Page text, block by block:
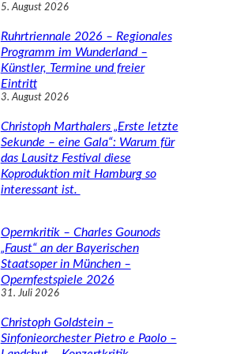
5. August 2026
Ruhrtriennale 2026 – Regionales
Programm im Wunderland –
Künstler, Termine und freier
Eintritt
3. August 2026
Christoph Marthalers „Erste letzte
Sekunde – eine Gala“: Warum für
das Lausitz Festival diese
Koproduktion mit Hamburg so
interessant ist.
Opernkritik – Charles Gounods
„Faust“ an der Bayerischen
Staatsoper in München –
Opernfestspiele 2026
31. Juli 2026
Christoph Goldstein –
Sinfonieorchester Pietro e Paolo –